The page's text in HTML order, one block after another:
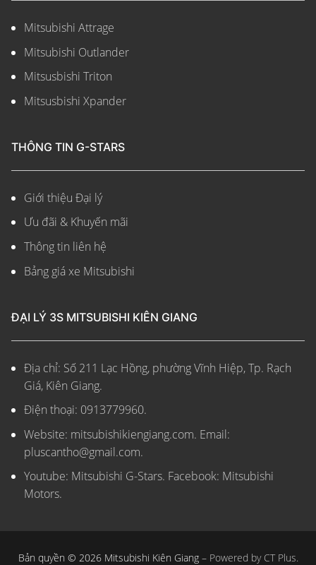
Mitsubishi Attrage
Mitsubishi Outlander
Mitsusbishi Triton
Mitsusbishi Xpander
THÔNG TIN G-STARS
Giới thiệu Đại lý
Ưu đãi & Khuyến mãi
Thông tin liên hệ
Bảng giá xe Mitsubishi
ĐẠI LÝ 3S MITSUBISHI KIÊN GIANG
Địa chỉ: Số 211 Lạc Hồng, phường Vĩnh Hiệp, Tp. Rạch
Giá, Kiên Giang.
Điện thoại: 0913779960.
Website: mitsubishikiengiang.com. Email:
pluscantho@gmail.com.
Youtube: Mitsubishi G-Stars. Facebook: Mitsubishi
Motors.
Bản quyền © 2026 Mitsubishi Kiên Giang – Powered by CT Plus.